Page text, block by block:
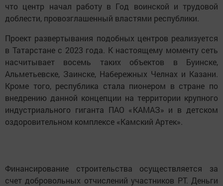
что центр начал работу в Год воинской и трудовой
доблести, провозглашенный властями республики.
Проект развертывания подобных центров реализуется
в Татарстане с 2023 года. К настоящему моменту сеть
насчитывает восемь таких объектов в Буинске,
Альметьевске, Заинске, Набережных Челнах и Казани.
Кроме того, республика стала пионером в стране по
внедрению данной концепции на территории крупного
индустриального гиганта ПАО «КАМАЗ» и в детском
оздоровительном комплексе «Камский Артек».
Финансирование строительства осуществляется за
счет добровольных отчислений участников РТ. Деньги